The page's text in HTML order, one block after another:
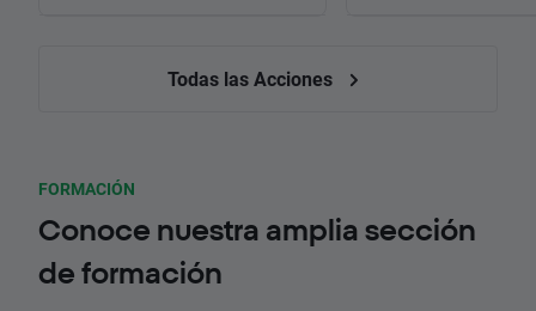
Todas las Acciones
FORMACIÓN
Conoce nuestra amplia sección
de formación